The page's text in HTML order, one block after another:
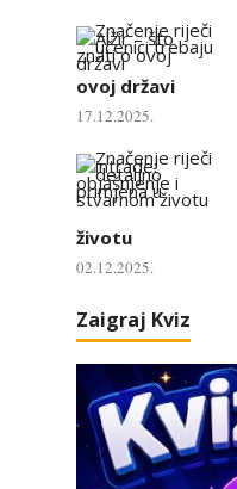
ovoj državi
17.12.2025.
životu
02.12.2025.
Zaigraj Kviz